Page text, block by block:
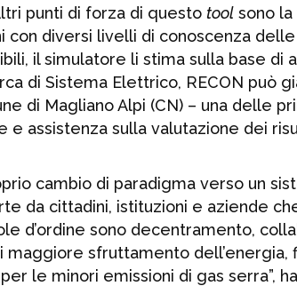
punti di forza di questo tool sono
con diversi livelli di conoscenza
il simulatore li stima sulla base
di Sistema Elettrico, RECON può
di Magliano Alpi (CN) – una delle
e assistenza sulla valutazione dei
cambio di paradigma verso un
da cittadini, istituzioni e aziende
d’ordine sono decentramento,
maggiore sfruttamento
le minori emissioni di gas serra”,